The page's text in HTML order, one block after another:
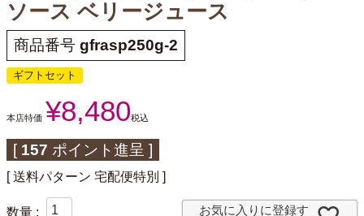
ソース ベリージュース
商品番号 gfrasp250g-2
ギフトセット
本店特価 ¥8,480税込
[ 157 ポイント進呈 ]
送料パターン 宅配便特別
お気に入りに登録す